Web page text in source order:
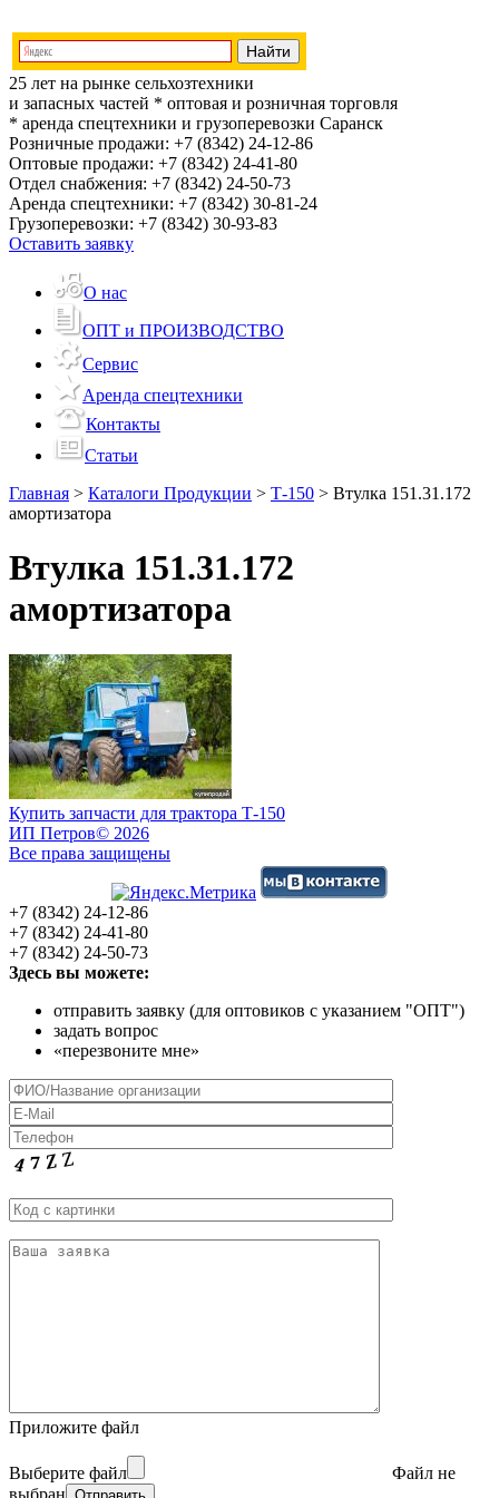
25 лет на рынке сельхозтехники
и запасных частей * оптовая и розничная торговля
* аренда спецтехники и грузоперевозки Саранск
Розничные продажи: +7 (8342) 24-12-86
Оптовые продажи: +7 (8342) 24-41-80
Отдел снабжения: +7 (8342) 24-50-73
Аренда спецтехники: +7 (8342) 30-81-24
Грузоперевозки: +7 (8342) 30-93-83
Оставить заявку
О нас
ОПТ и ПРОИЗВОДСТВО
Сервис
Аренда спецтехники
Контакты
Статьи
Главная > Каталоги Продукции > Т-150 > Втулка 151.31.172
амортизатора
Втулка 151.31.172
амортизатора
Купить запчасти для трактора Т-150
ИП Петров© 2026
Все права защищены
+7 (8342) 24-12-86
+7 (8342) 24-41-80
+7 (8342) 24-50-73
Здесь вы можете:
отправить заявку (для оптовиков с указанием "ОПТ")
задать вопрос
«перезвоните мне»
Приложите файл
Выберите файл
Файл не
выбран